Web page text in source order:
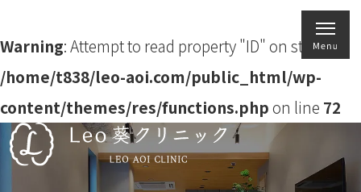
Warning: Attempt to read property "ID" on string in
/home/t838/leo-aoi.com/public_html/wp-
content/themes/res/functions.phpon line 72